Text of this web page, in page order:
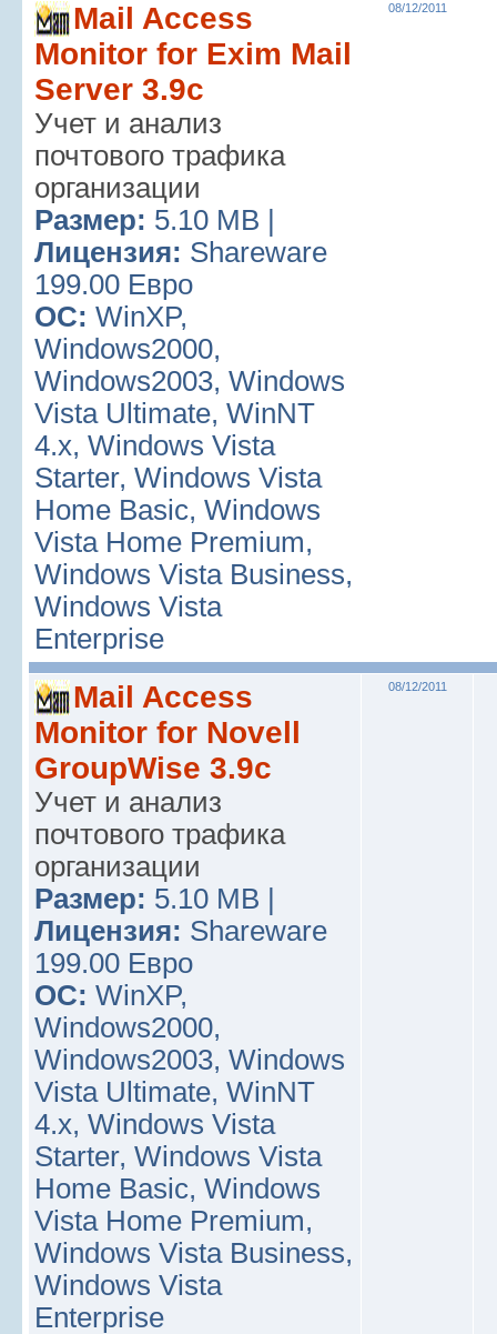
Mail Access
Monitor for Exim Mail
Server 3.9c
Учет и анализ
почтового трафика
организации
Размер: 5.10 MB |
Лицензия: Shareware
199.00 Евро
ОС: WinXP,
Windows2000,
Windows2003, Windows
Vista Ultimate, WinNT
4.x, Windows Vista
Starter, Windows Vista
Home Basic, Windows
Vista Home Premium,
Windows Vista Business,
Windows Vista
Enterprise
08/12/2011
Mail Access
Monitor for Novell
GroupWise 3.9c
Учет и анализ
почтового трафика
организации
Размер: 5.10 MB |
Лицензия: Shareware
199.00 Евро
ОС: WinXP,
Windows2000,
Windows2003, Windows
Vista Ultimate, WinNT
4.x, Windows Vista
Starter, Windows Vista
Home Basic, Windows
Vista Home Premium,
Windows Vista Business,
Windows Vista
Enterprise
08/12/2011